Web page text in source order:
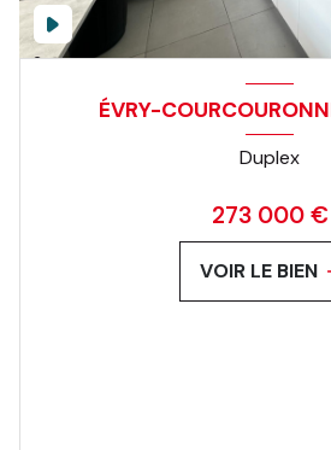
ÉVRY-
Duplex
273 000 €
VOIR LE BIEN